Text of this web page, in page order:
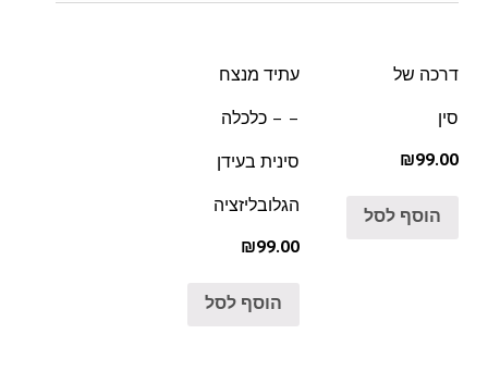
דרכה של
סין
₪99.00
הוסף לסל
עתיד מנצח
– – כלכלה
סינית בעידן
הגלובליזציה
₪99.00
הוסף לסל